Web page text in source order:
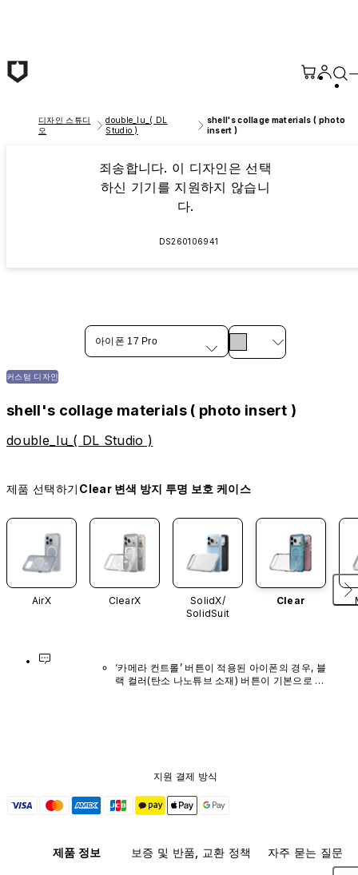
디자인 스튜디
오
double_lu_( DL
Studio )
shell's collage materials ( photo
insert )
죄송합니다. 이 디자인은 선택
하신 기기를 지원하지 않습니
다.
DS260106941
아이폰 17 Pro
커스텀 디자인
shell's collage materials ( photo insert )
double_lu_( DL Studio )
제품 선택하기 Clear 변색 방지 투명 보호 케이스
AirX ClearX
SolidX/
SolidSuit
Clear
‘카메라 컨트롤’ 버튼이 적용된 아이폰의 경우, 블
랙 컬러(탄소 나노튜브 소재) 버튼이 기본으로 장
지원 결제 방식
제품 정보 보증 및 반품, 교환 정책 자주 묻는 질문